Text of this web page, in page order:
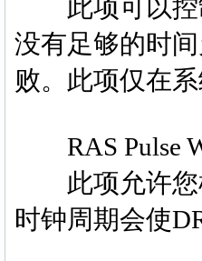
此项可以控
没有足够的时
败。此项仅在
RAS Pulse
此项允许您
时钟周期会使